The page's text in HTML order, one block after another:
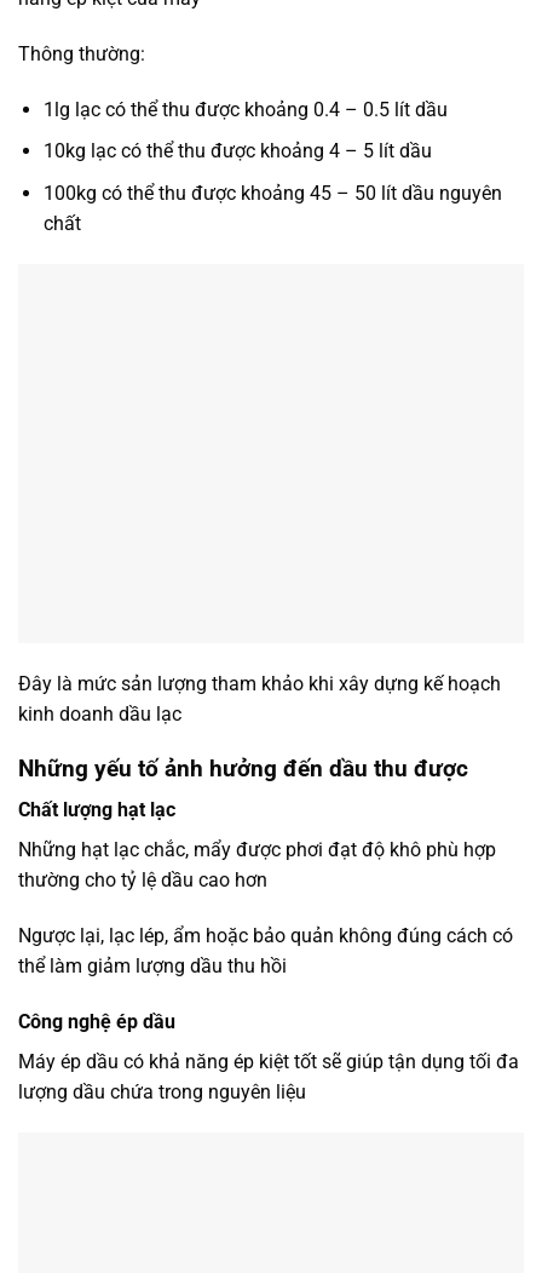
Thông thường:
1lg lạc có thể thu được khoảng 0.4 – 0.5 lít dầu
10kg lạc có thể thu được khoảng 4 – 5 lít dầu
100kg có thể thu được khoảng 45 – 50 lít dầu nguyên
chất
Đây là mức sản lượng tham khảo khi xây dựng kế hoạch
kinh doanh dầu lạc
Những yếu tố ảnh hưởng đến dầu thu được
Chất lượng hạt lạc
Những hạt lạc chắc, mẩy được phơi đạt độ khô phù hợp
thường cho tỷ lệ dầu cao hơn
Ngược lại, lạc lép, ẩm hoặc bảo quản không đúng cách có
thể làm giảm lượng dầu thu hồi
Công nghệ ép dầu
Máy ép dầu có khả năng ép kiệt tốt sẽ giúp tận dụng tối đa
lượng dầu chứa trong nguyên liệu